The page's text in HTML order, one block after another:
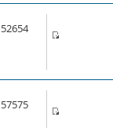
52654
57575